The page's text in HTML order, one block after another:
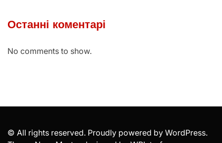
Останні коментарі
No comments to show.
© All rights reserved. Proudly powered by WordPress.